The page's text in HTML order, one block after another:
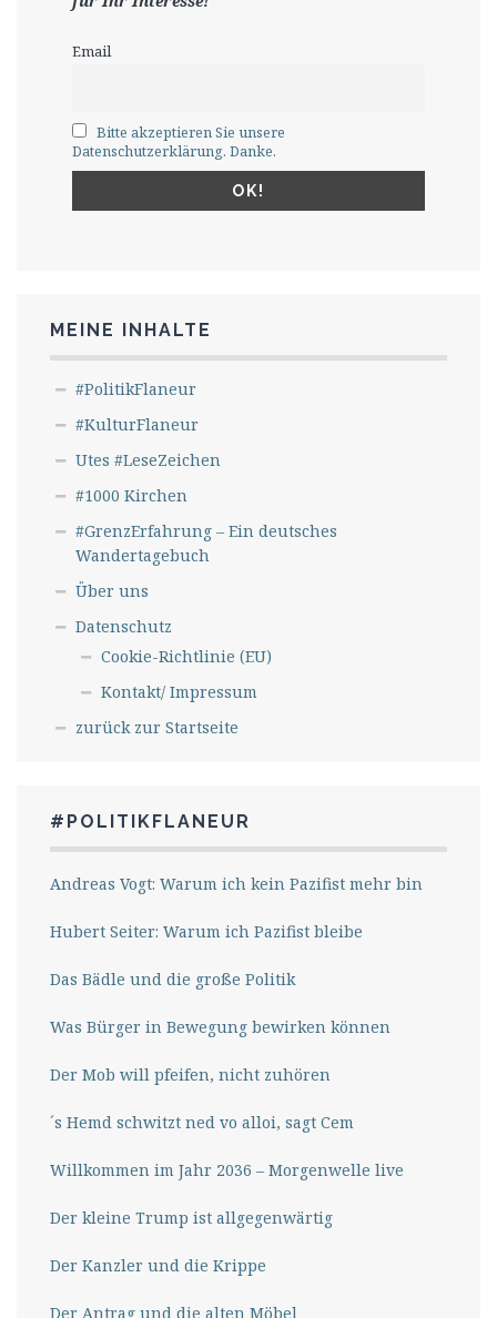
Email
Bitte akzeptieren Sie unsere
Datenschutzerklärung. Danke.
MEINE INHALTE
#PolitikFlaneur
#KulturFlaneur
Utes #LeseZeichen
#1000 Kirchen
#GrenzErfahrung – Ein deutsches
Wandertagebuch
Über uns
Datenschutz
Cookie-Richtlinie (EU)
Kontakt/ Impressum
zurück zur Startseite
#POLITIKFLANEUR
Andreas Vogt: Warum ich kein Pazifist mehr bin
Hubert Seiter: Warum ich Pazifist bleibe
Das Bädle und die große Politik
Was Bürger in Bewegung bewirken können
Der Mob will pfeifen, nicht zuhören
´s Hemd schwitzt ned vo alloi, sagt Cem
Willkommen im Jahr 2036 – Morgenwelle live
Der kleine Trump ist allgegenwärtig
Der Kanzler und die Krippe
Der Antrag und die alten Möbel